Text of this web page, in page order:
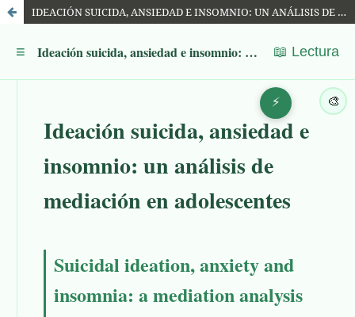
IDEACIÓN SUICIDA, ANSIEDAD E INSOMNIO: UN ANÁLISIS DE MEDIACIÓN EN ADOLESCENTES